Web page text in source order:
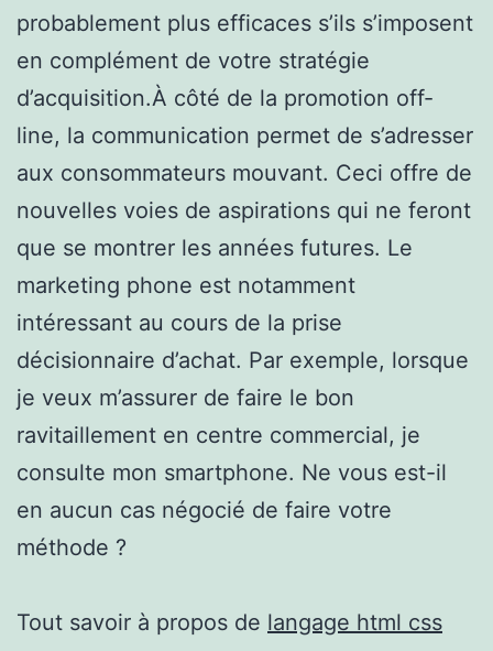
probablement plus efficaces s’ils s’imposent
en complément de votre stratégie
d’acquisition.À côté de la promotion off-
line, la communication permet de s’adresser
aux consommateurs mouvant. Ceci offre de
nouvelles voies de aspirations qui ne feront
que se montrer les années futures. Le
marketing phone est notamment
intéressant au cours de la prise
décisionnaire d’achat. Par exemple, lorsque
je veux m’assurer de faire le bon
ravitaillement en centre commercial, je
consulte mon smartphone. Ne vous est-il
en aucun cas négocié de faire votre
méthode ?
Tout savoir à propos de langage html css